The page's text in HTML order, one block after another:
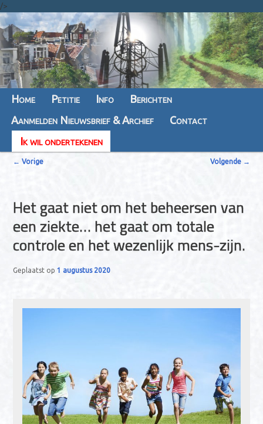
/>
Hoofdmenu
Spring
naar
de
primaire
Spring
naar
de
secundaire
Home Petitie Info
Berichten
Aanmelden Nieuwsbrief & Archief
Contact
Ik wil ondertekenen
B
i
c
h
n
← Vorige Volgende →
Het gaat niet om het beheersen van
een ziekte… het gaat om totale
controle en het wezenlijk mens-zijn.
Geplaatst op1 augustus 2020